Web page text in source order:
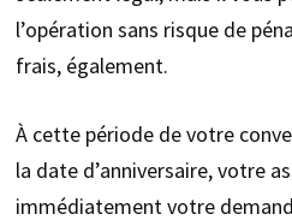
l’opération sans risque de
frais, également.
À cette période de votre
la date d’anniversaire, votre
immédiatement votre